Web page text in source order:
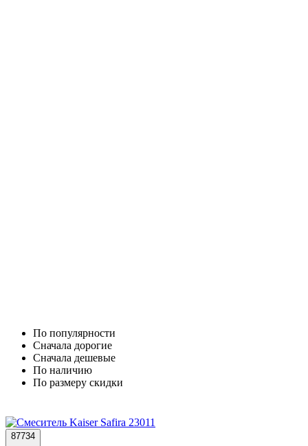
По популярности
Cначала дорогие
Cначала дешевые
По наличию
По размеру скидки
87734